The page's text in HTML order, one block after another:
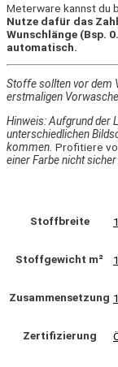
Meterware kannst du
Nutze dafür das
Wunschlänge (Bsp.
automatisch.
Stoffe sollten vor dem
erstmaligen
Hinweis: Aufgrund der
unterschiedlichen
kommen. Profitiere
einer Farbe nicht sicher
Stoffbreite
Stoffgewicht m²
Zusammensetzung
Zertifizierung